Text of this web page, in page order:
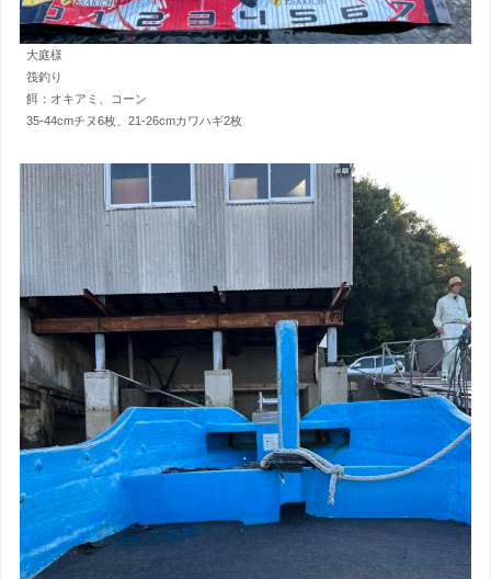
大庭様
筏釣り
餌：オキアミ、コーン
35-44cmチヌ6枚、21-26cmカワハギ2枚